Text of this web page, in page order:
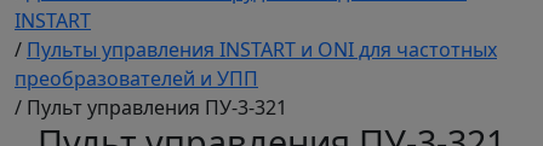
INSTART
/ Пульты управления INSTART и ONI для частотных
преобразователей и УПП
/ Пульт управления ПУ-3-321